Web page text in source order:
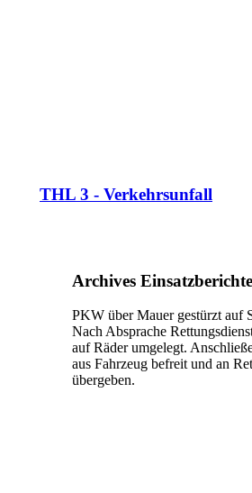
THL 3 - Verkehrsunfall
Archives Einsatzberichte
PKW über Mauer gestürzt auf
Nach Absprache
auf Räder umgelegt.
aus Fahrzeug befreit und an
übergeben.